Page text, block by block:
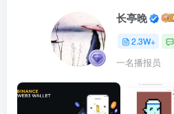
长亭晚
2.3W+
一名播报员